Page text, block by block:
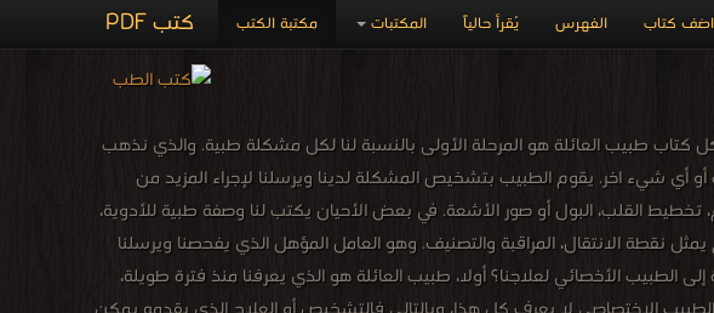
كتب PDF مكتبة الكتب المكتبات يُقرأ حالياً الفهرس اضف كتاب
طبيب العائلة هو المرحلة الأولى بالنسبة لنا لكل مشكلة طبية. والذي نذهب
أو أي شيء اخر. يقوم الطبيب بتشخيص المشكلة لدينا ويرسلنا لإجراء المزيد من
تخطيط القلب، البول أو صور الأشعة. في بعض الأحيان يكتب لنا وصفة طبية للأدوية،
نقطة الانتقال، المراقبة والتصنيف. وهو العامل المؤهل الذي يفحصنا ويرسلنا
الطبيب الأخصائي لعلاجنا؟ أولا، طبيب العائلة هو الذي يعرفنا منذ فترة طويلة،